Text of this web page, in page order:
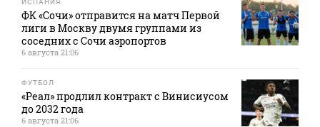
ИСПАНИЯ
ФК «Сочи» отправится на матч Первой
лиги в Москву двумя группами из
соседних с Сочи аэропортов
6 августа 21:06
ФУТБОЛ
«Реал» продлил контракт с Винисиусом
до 2032 года
6 августа 21:06